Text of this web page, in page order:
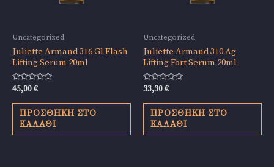
Uncategorized
Juliette Armand 316 Gl Flash
Lifting Serum 20ml
Βαθμολογήθηκε
0
από
45,00€
ΠΡΟΣΘΉΚΗ ΣΤΟ
ΚΑΛΆΘΙ
Uncategorized
Juliette Armand 310 Ag
Lifting Fort Serum 20ml
Βαθμολογήθηκε
0
από
33,30€
ΠΡΟΣΘΉΚΗ ΣΤΟ
ΚΑΛΆΘΙ